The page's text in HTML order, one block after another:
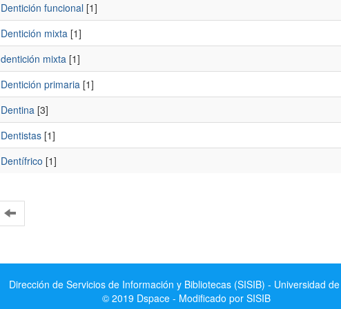
Dentición funcional[1]
Dentición mixta[1]
dentición mixta[1]
Dentición primaria[1]
Dentina[3]
Dentistas[1]
Dentífrico [1]
Dirección de Servicios de Información y Bibliotecas (SISIB) - Universidad
© 2019 Dspace - Modificado por SISIB